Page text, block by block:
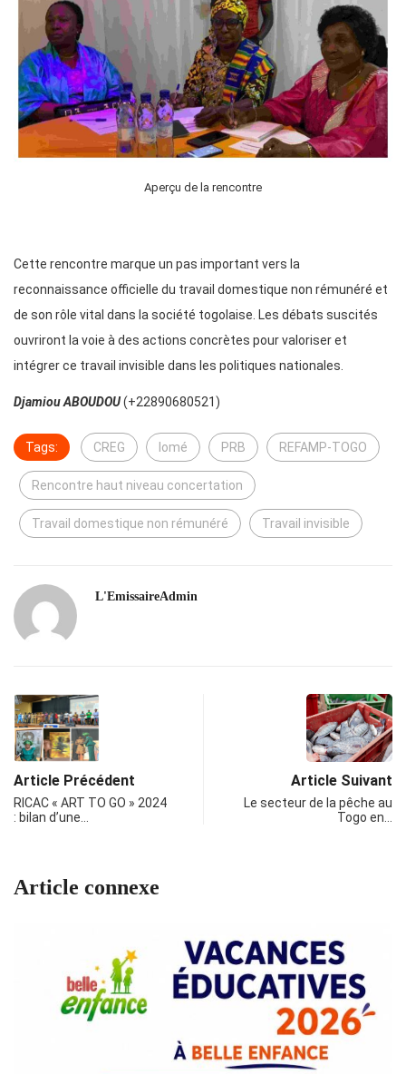
Aperçu de la rencontre
Cette rencontre marque un pas important vers la
reconnaissance officielle du travail domestique non rémunéré et
de son rôle vital dans la société togolaise. Les débats suscités
ouvriront la voie à des actions concrètes pour valoriser et
intégrer ce travail invisible dans les politiques nationales.
Djamiou ABOUDOU(+22890680521)
Tags: CREG lomé PRB REFAMP-TOGO
Rencontre haut niveau concertation
Travail domestique non rémunéré Travail invisible
L'EmissaireAdmin
Article Précédent
RICAC « ART TO GO » 2024
: bilan d’une…
Article Suivant
Le secteur de la pêche au
Togo en…
Article connexe